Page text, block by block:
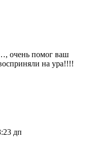
очень помог ваш
на ура!!!!
дп